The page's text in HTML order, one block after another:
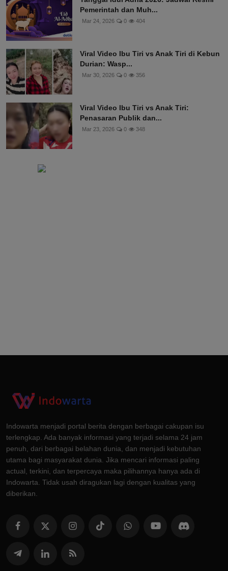
Pemerintah dan Muh...
Mar 24, 2026 0 404
Viral Video Ibu Tiri vs Anak Tiri di Kebun
Durian: Wasp...
Mar 30, 2026 0 356
Viral Video Ibu Tiri vs Anak Tiri:
Penasaran Publik dan...
Mar 23, 2026 0 348
Indowarta menjadi portal berita dengan berbagai cakupan isu
terlengkap. Ada banyak informasi yang terjadi selama 24 jam
penuh, dari berbagai belahan dunia, dan menjadi kebutuhan
utama bagi masyarakat dunia. Jika mencari informasi paling
actual, terkini, dan terpercaya maka pilihannya hanya ada di
Indowarta. Tidak usah diragukan lagi dengan kualitas yang
diberikan.